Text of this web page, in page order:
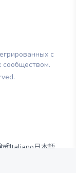
с
Italiano日本語